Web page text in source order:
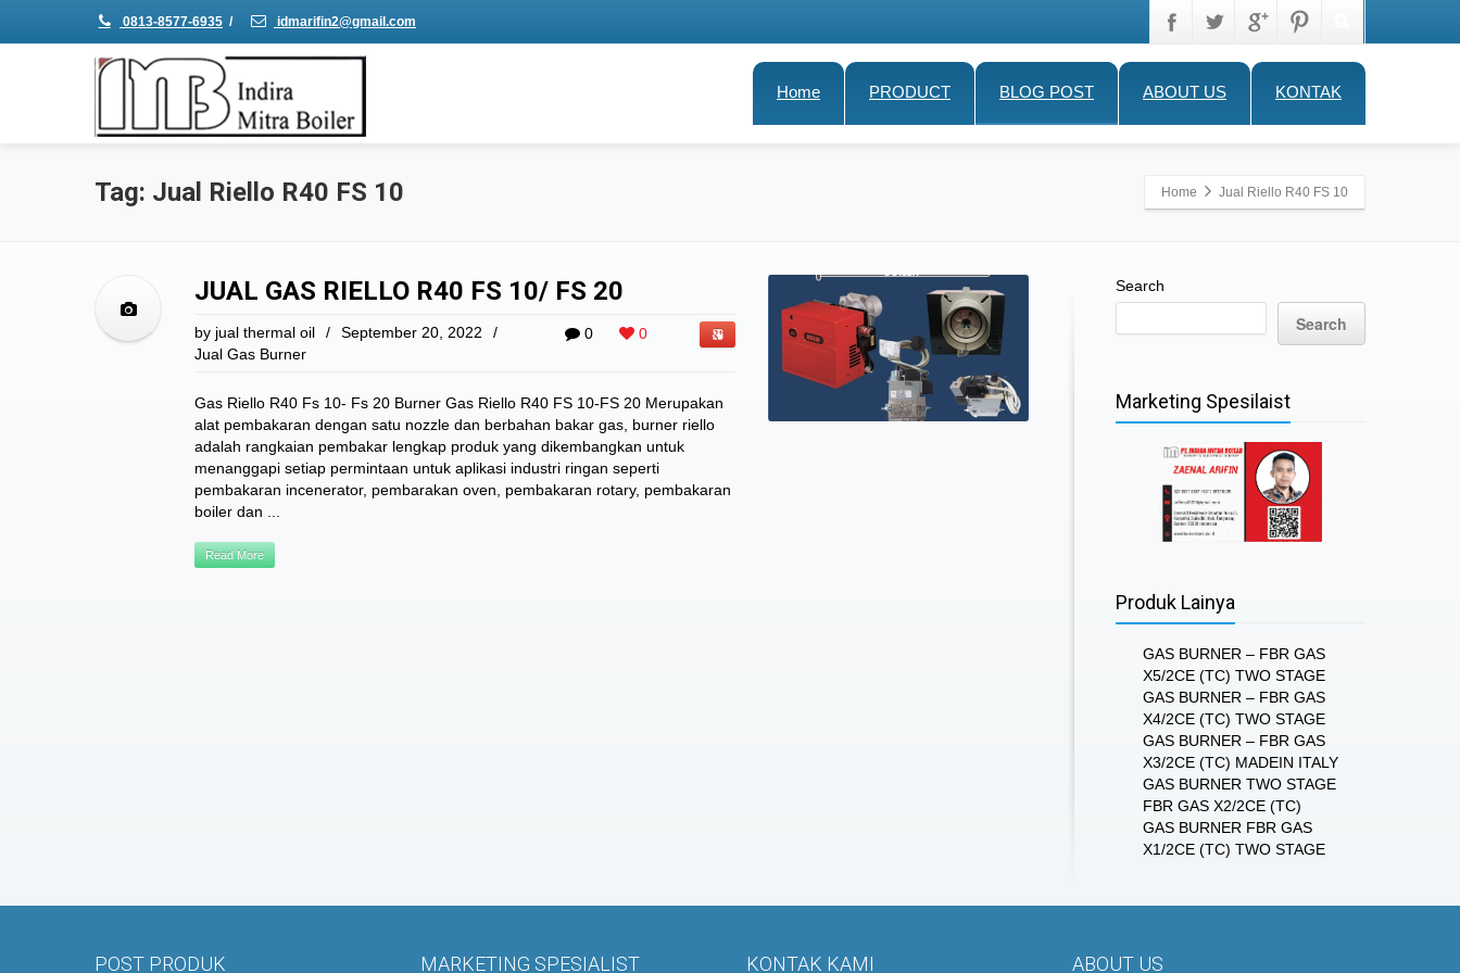
0813-8577-6935 / idmarifin2@gmail.com
Home PRODUCT BLOG POST ABOUT US KONTAK
Tag: Jual Riello R40 FS 10 Home Jual Riello R40 FS 10
JUAL GAS RIELLO R40 FS 10/ FS 20
0 0
by jual thermal oil / September 20, 2022
/
Jual Gas Burner
Gas Riello R40 Fs 10- Fs 20 Burner Gas Riello R40 FS 10-FS 20 Merupakan
alat pembakaran dengan satu nozzle dan berbahan bakar gas, burner riello
adalah rangkaian pembakar lengkap produk yang dikembangkan untuk
menanggapi setiap permintaan untuk aplikasi industri ringan seperti
pembakaran incenerator, pembarakan oven, pembakaran rotary, pembakaran
boiler dan ...
Read More
Search
Search
Marketing Spesilaist
Produk Lainya
GAS BURNER – FBR GAS
X5/2CE (TC) TWO STAGE
GAS BURNER – FBR GAS
X4/2CE (TC) TWO STAGE
GAS BURNER – FBR GAS
X3/2CE (TC) MADEIN ITALY
GAS BURNER TWO STAGE
FBR GAS X2/2CE (TC)
GAS BURNER FBR GAS
X1/2CE (TC) TWO STAGE
POST PRODUK MARKETING SPESIALIST KONTAK KAMI ABOUT US